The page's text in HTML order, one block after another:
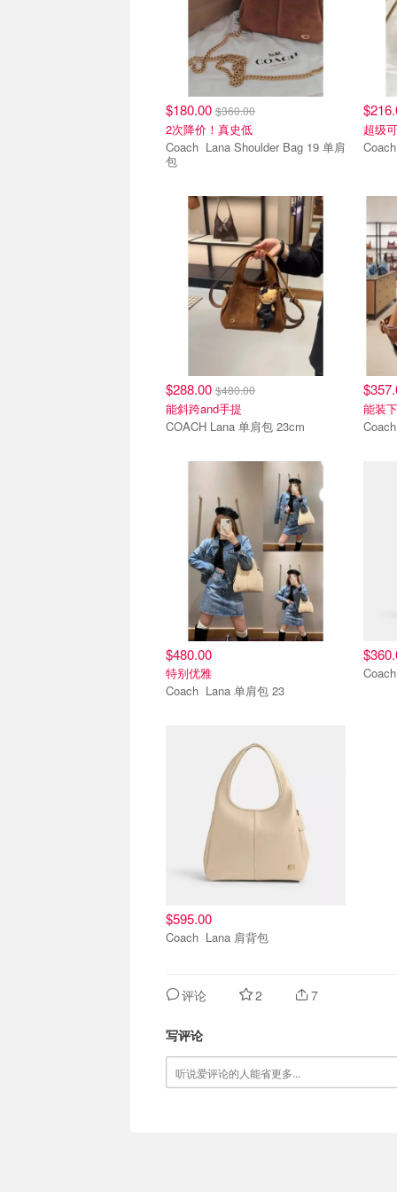
$180.00 $360.00
2次降价！真史低
Coach Lana Shoulder Bag 19 单肩
包
超级
$288.00 $480.00
能斜跨and手提
COACH Lana 单肩包 23cm
能装
$480.00
特别优雅
Coach Lana 单肩包 23
$595.00
Coach Lana 肩背包
评论 2 7
写评论